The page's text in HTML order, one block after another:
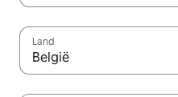
Land
België